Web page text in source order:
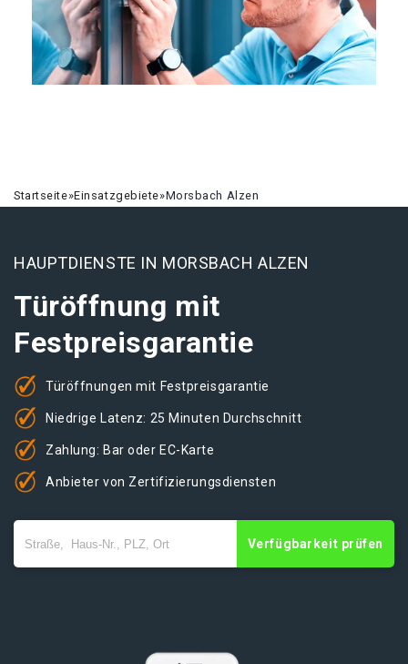
Startseite»Einsatzgebiete»Morsbach Alzen
HAUPTDIENSTE IN MORSBACH ALZEN
Türöffnung mit
Festpreisgarantie
Türöffnungen mit Festpreisgarantie
Niedrige Latenz: 25 Minuten Durchschnitt
Zahlung: Bar oder EC-Karte
Anbieter von Zertifizierungsdiensten
Verfügbarkeit prüfen